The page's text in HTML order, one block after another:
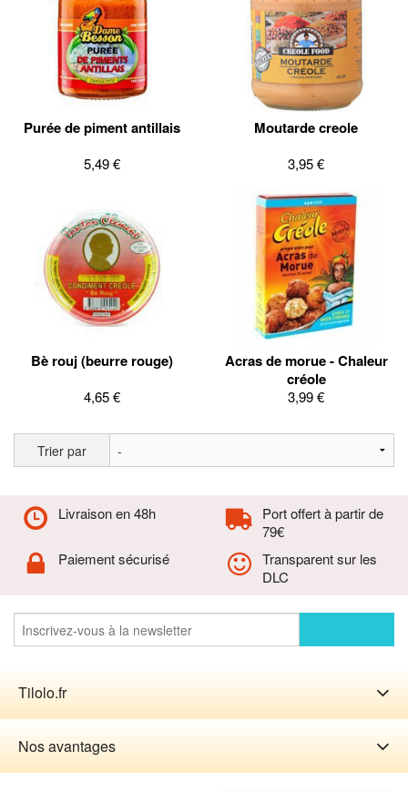
Purée de piment antillais
5,49 €
Moutarde creole
3,95 €
Bè rouj (beurre rouge)
4,65 €
Acras de morue - Chaleur
créole
3,99 €
Trier par
Livraison en 48h
Port offert à partir de
79€
Paiement sécurisé
Transparent sur les
DLC
Tilolo.fr
Nos avantages